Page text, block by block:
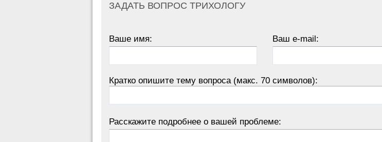
ЗАДАТЬ ВОПРОС ТРИХОЛОГУ
Ваше имя: Ваш e-mail:
Кратко опишите тему вопроса (макс. 70 символов):
Расскажите подробнее о вашей проблеме: